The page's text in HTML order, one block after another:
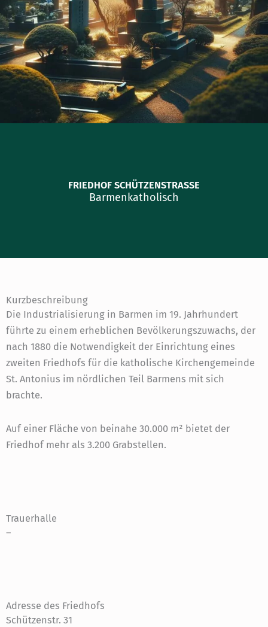
FRIEDHOF SCHÜTZENSTRASSE
Barmen katholisch
Kurzbeschreibung
Die Industrialisierung in Barmen im 19. Jahrhundert
führte zu einem erheblichen Bevölkerungszuwachs, der
nach 1880 die Notwendigkeit der Einrichtung eines
zweiten Friedhofs für die katholische Kirchengemeinde
St. Antonius im nördlichen Teil Barmens mit sich
brachte.
Auf einer Fläche von beinahe 30.000 m² bietet der
Friedhof mehr als 3.200 Grabstellen.
Trauerhalle
–
Adresse des Friedhofs
Schützenstr. 31